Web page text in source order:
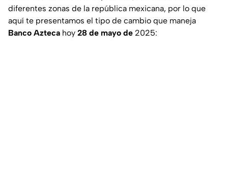
diferentes zonas de la república mexicana, por lo que
aquí te presentamos el tipo de cambio que maneja
Banco Azteca hoy 28 de mayo de 2025: